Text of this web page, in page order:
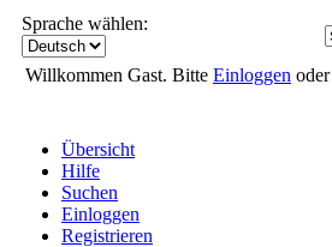
Sprache wählen:
Willkommen Gast. Bitte Einloggen oder
Übersicht
Hilfe
Suchen
Einloggen
Registrieren